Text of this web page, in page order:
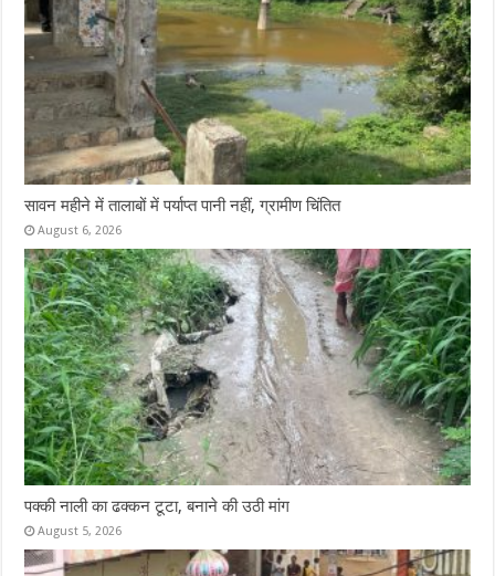
सावन महीने में तालाबों में पर्याप्त पानी नहीं, ग्रामीण चिंतित
August 6, 2026
पक्की नाली का ढक्कन टूटा, बनाने की उठी मांग
August 5, 2026